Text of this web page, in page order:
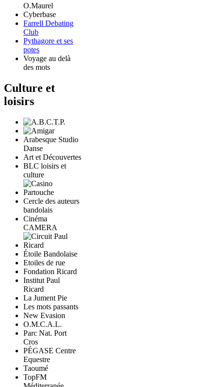
O.Maurel
Cyberbase
Farrell Debating
Club
Pythagore et ses
potes
Voyage au delà
des mots
Culture et
loisirs
Arabesque Studio
Danse
Art et Découvertes
BLC loisirs et
culture
Cercle des auteurs
bandolais
Cinéma
CAMERA
Étoile Bandolaise
Etoiles de rue
Fondation Ricard
Institut Paul
Ricard
La Jument Pie
Les mots passants
New Evasion
O.M.C.A.L.
Parc Nat. Port
Cros
PÉGASE Centre
Equestre
Taoumé
TopFM